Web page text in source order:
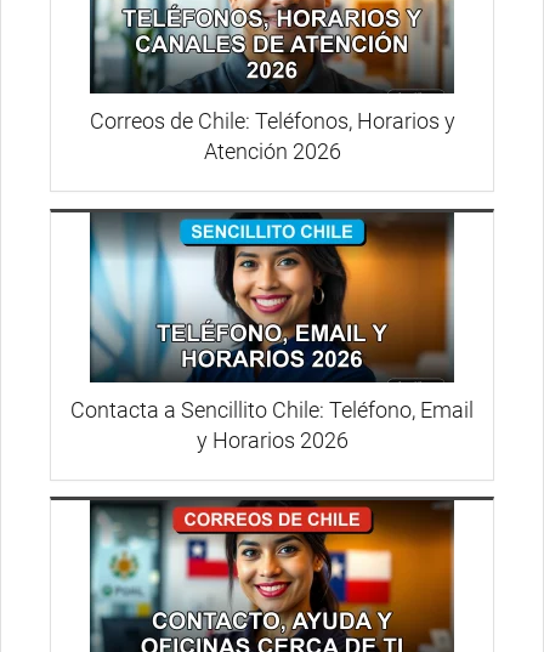
Correos de Chile: Teléfonos, Horarios y
Atención 2026
Contacta a Sencillito Chile: Teléfono, Email
y Horarios 2026